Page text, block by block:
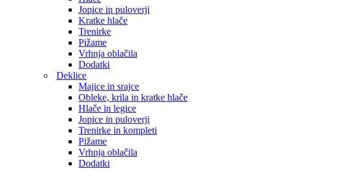
Jopice in puloverji
Kratke hlače
Trenirke
Pižame
Vrhnja oblačila
Dodatki
Deklice
Majice in srajce
Obleke, krila in kratke hlače
Hlače in legice
Jopice in puloverji
Trenirke in kompleti
Pižame
Vrhnja oblačila
Dodatki